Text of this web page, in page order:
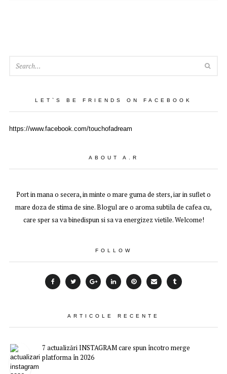
LET`S BE FRIENDS ON FACEBOOK
https://www.facebook.com/touchofadream
ABOUT A.R
Port in mana o secera, in minte o mare guma de sters, iar in suflet o
mare doza de stima de sine. Blogul are o aroma subtila de cafea cu,
care sper sa va binedispun si sa va energizez vietile. Welcome!
FOLLOW
ARTICOLE RECENTE
7 actualizări INSTAGRAM care spun încotro merge
platforma în 2026